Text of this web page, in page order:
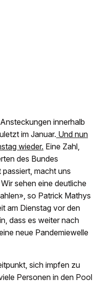
innerhalb
im Januar. Und nun
wieder. Eine Zahl,
des Bundes
macht uns
sehen eine deutliche
so Patrick Mathys
am Dienstag vor den
dass es weiter nach
neue Pandemiewelle
sich impfen zu
Personen in den Pool